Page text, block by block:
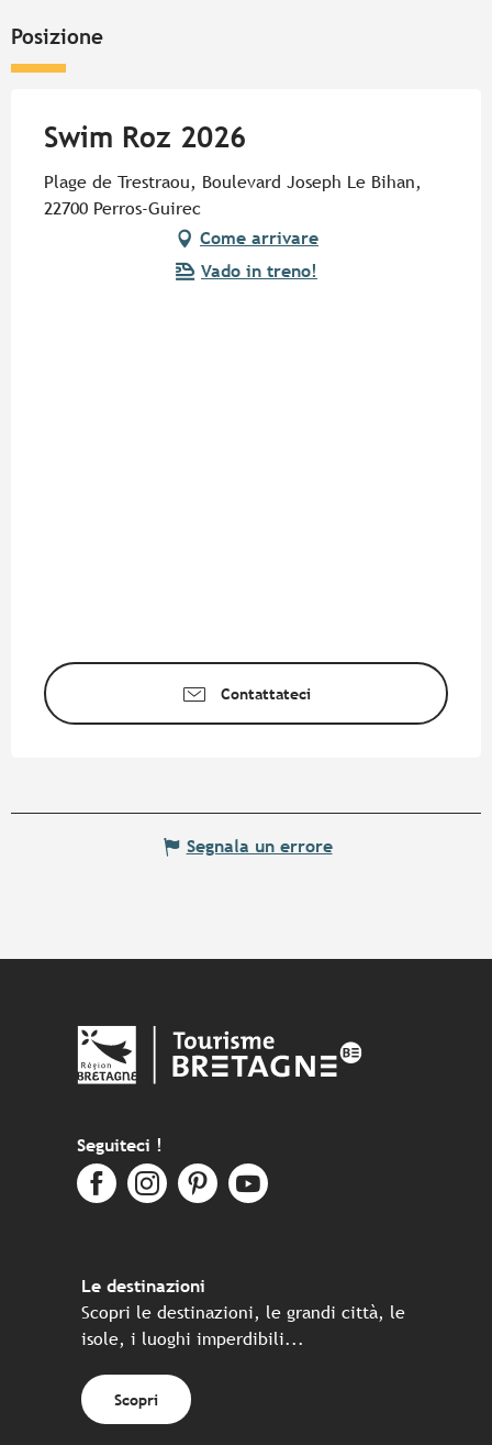
Posizione
Swim Roz 2026
Plage de Trestraou, Boulevard Joseph Le Bihan,
22700 Perros-Guirec
Come arrivare
Vado in treno!
Contattateci
Segnala un errore
Seguiteci !
Le destinazioni
Scopri le destinazioni, le grandi città, le
isole, i luoghi imperdibili...
Scopri